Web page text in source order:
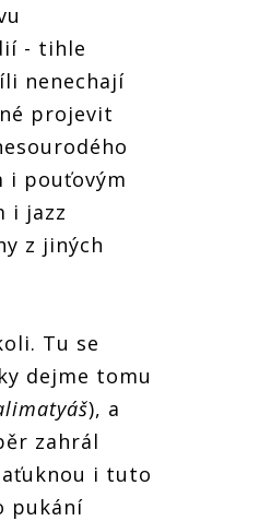
- tihle
nenechají
projevit
i pouťovým
i jazz
z jiných
Tu se
dejme tomu
), a
zahrál
i tuto
pukání